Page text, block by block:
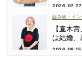
2026.07.27
読み物・イン
【直木
は結婚
倉かすみ
2026.06.15